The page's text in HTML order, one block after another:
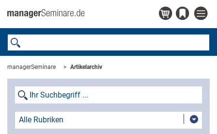
managerSeminare Artikelarchiv
Alle Rubriken